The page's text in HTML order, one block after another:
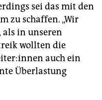
sei das mit den
zu schaffen. „Wir
in unseren
wollten die
auch ein
Überlastung